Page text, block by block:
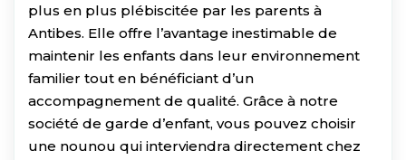
plus en plus plébiscitée par les parents à
Antibes. Elle offre l’avantage inestimable de
maintenir les enfants dans leur environnement
familier tout en bénéficiant d’un
accompagnement de qualité. Grâce à notre
société de garde d’enfant, vous pouvez choisir
une nounou qui interviendra directement chez